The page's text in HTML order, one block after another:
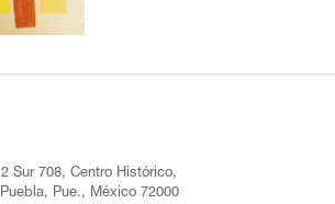
2 Sur 708, Centro Histórico,
Puebla, Pue., México 72000